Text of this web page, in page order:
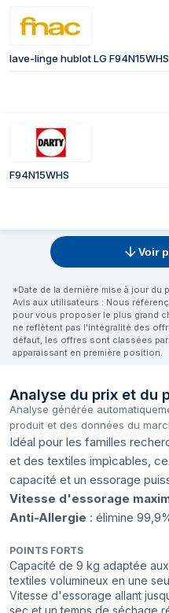
lave-linge hublot LG F94N15WHS
F94N15WHS
Voir
*Date de la dernière mise à jour du
Avis aux utilisateurs : Nous
pour vous proposer le plus grand
ne reflètent pas l'intégralité des
défaut, les offres sont classées
apparaissant en première position.
Analyse du prix et du
Analyse générée
produit et des données du
Idéal pour les familles
et des textiles impìcables,
capacité et un essorage
Vitesse d'essorage
Anti-Allergie : élimine
POINTS FORTS
Capacité de 9 kg adaptée
textiles volumineux en une
Vitesse d'essorage allant
sec et un temps de séchage